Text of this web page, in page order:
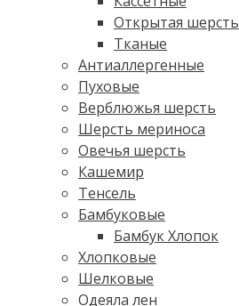
Открытая шерсть
Тканые
Антиаллергенные
Пуховые
Верблюжья шерсть
Шерсть мериноса
Овечья шерсть
Кашемир
Тенсель
Бамбуковые
Бамбук Хлопок
Хлопковые
Шелковые
Одеяла лен